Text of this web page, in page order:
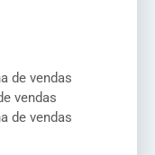
de vendas
vendas
de vendas